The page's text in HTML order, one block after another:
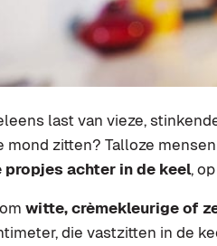
last van vieze,
mond zitten? Talloze
propjes achter in de keel,
witte, crèmekleurige of
die vastzitten in de